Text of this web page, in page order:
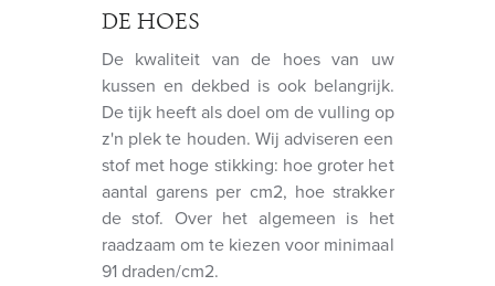
DE HOES
De kwaliteit van de hoes van uw
kussen en dekbed is ook belangrijk.
De tijk heeft als doel om de vulling op
z'n plek te houden. Wij adviseren een
stof met hoge stikking: hoe groter het
aantal garens per cm2, hoe strakker
de stof. Over het algemeen is het
raadzaam om te kiezen voor minimaal
91 draden/cm2.